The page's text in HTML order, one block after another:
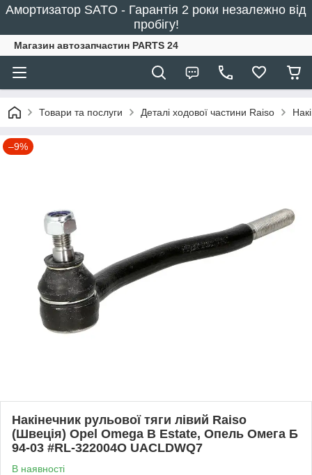
Амортизатор SATO - Гарантія 2 роки незалежно від
пробігу!
Магазин автозапчастин PARTS 24
Товари та послуги Деталі ходової частини Raiso
–9%
Накінечник рульової тяги лівий Raiso
(Швеція) Opel Omega B Estate, Опель Омега Б
94-03 #RL-322004O UACLDWQ7
В наявності